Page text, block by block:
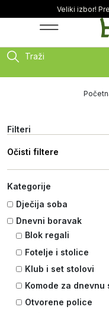
Veliki izbor!
Traži
Filteri
Očisti filtere
Kategorije
Dječija soba
Dnevni boravak
Blok regali
Fotelje i stolice
Klub i set stolovi
Komode za dnevnu
Otvorene police